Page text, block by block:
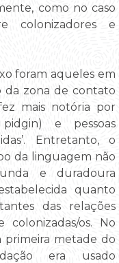
como no caso
colonizadores e
foram aqueles em
da zona de contato
mais notória por
e pessoas
Entretanto, o
da linguagem não
e duradoura
quanto
das relações
colonizadas/os. No
primeira metade do
era usado